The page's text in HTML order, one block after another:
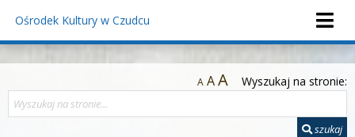
Ośrodek Kultury w Czudcu
A AA Wyszukaj na stronie:
szukaj